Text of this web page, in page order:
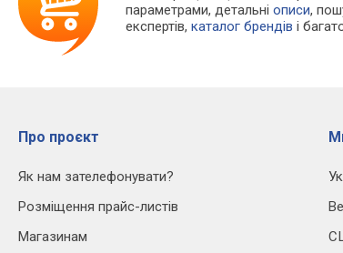
параметрами, детальніописи,
експертів,каталог брендів і
Про проєкт
Як нам зателефонувати?
Розміщення прайс-листів
Магазинам